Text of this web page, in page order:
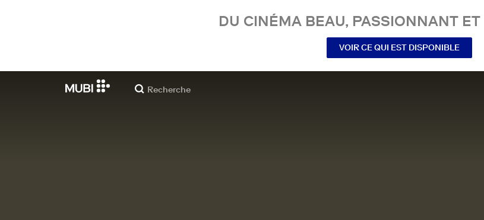
DU CINÉMA BEAU, PASSIONNANT ET
VOIR CE QUI EST DISPONIBLE